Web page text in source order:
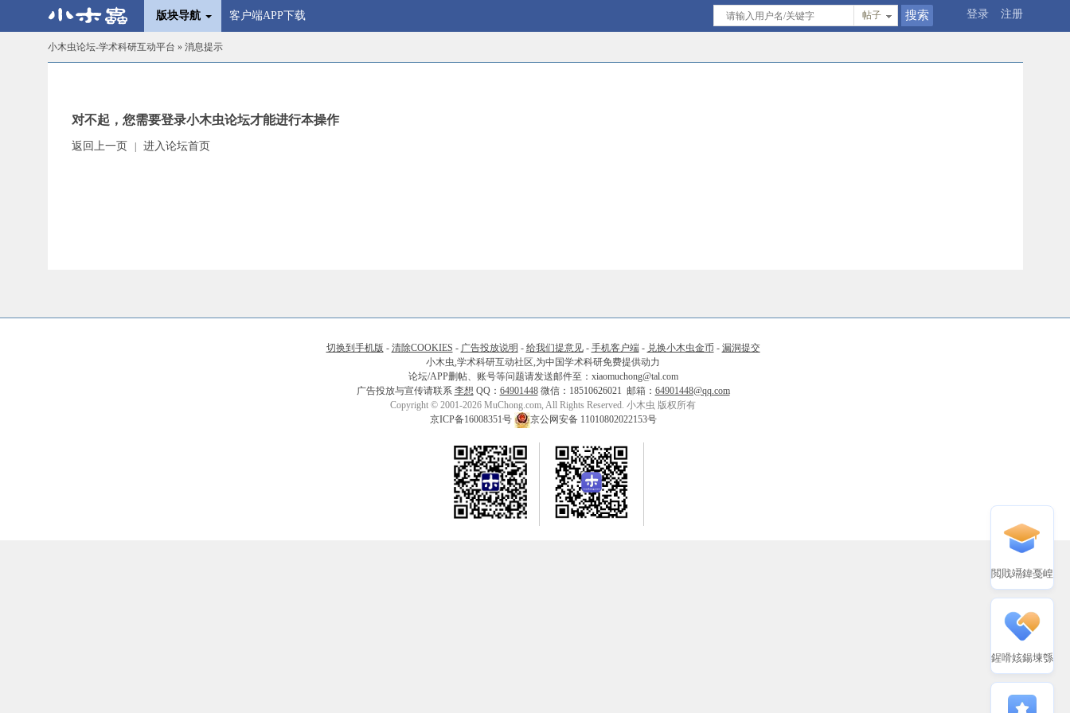
版块导航 客户端APP下载 登录 注册
帖子
小木虫论坛-学术科研互动平台 » 消息提示
对不起，您需要登录小木虫论坛才能进行本操作
返回上一页 进入论坛首页
切换到手机版 - 清除COOKIES - 广告投放说明 - 给我们提意见- 手机客户端- 兑换小木虫金币 - 漏洞提交
小木虫,学术科研互动社区,为中国学术科研免费提供动力
论坛/APP删帖、账号等问题请发送邮件至：xiaomuchong@tal.com
广告投放与宣传请联系 李想 QQ： 64901448微信：18510626021 邮箱： 64901448@qq.com
Copyright © 2001-2026 MuChong.com, All Rights Reserved. 小木虫 版权所有
京ICP备16008351号
京公网安备 11010802022153号
閲戝竵鍏戞崲
鍟嗗姟鍚堜綔